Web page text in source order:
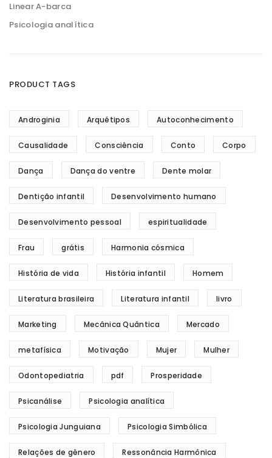
Linear A-barca
Psicologia analítica
PRODUCT TAGS
Androginia Arquétipos Autoconhecimento
Causalidade Consciência Conto Corpo
Dança Dança do ventre Dente molar
Dentição infantil Desenvolvimento humano
Desenvolvimento pessoal espiritualidade
Frau grátis Harmonia cósmica
História de vida História infantil Homem
Literatura brasileira Literatura infantil livro
Marketing Mecânica Quântica Mercado
metafísica Motivação Mujer Mulher
Odontopediatria pdf Prosperidade
Psicanálise Psicologia analítica
Psicologia Junguiana Psicologia Simbólica
Relações de gênero Ressonância Harmônica